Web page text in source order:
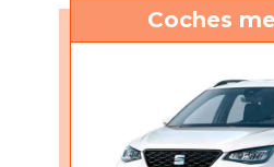
Coches